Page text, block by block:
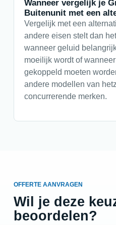
Wanneer vergelijk je
Buitenunit met een
Vergelijk met een
andere eisen stelt dan
wanneer geluid
moeilijk wordt of
gekoppeld moeten
andere modellen van
concurrerende merken.
OFFERTE AANVRAGEN
Wil je deze
beoordelen?